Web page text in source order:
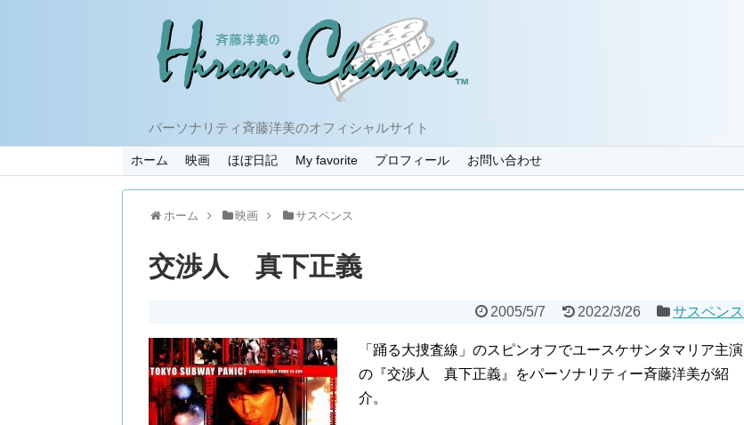
パーソナリティ斉藤洋美のオフィシャルサイト
ホーム 映画 ほぼ日記 My favorite プロフィール お問い合わせ
ホーム 映画 サスペンス
交渉人 真下正義
2005/5/7 2022/3/26 サスペンス
「踊る大捜査線」のスピンオフでユースケサンタマリア主演
の『交渉人 真下正義』をパーソナリティー斉藤洋美が紹
介。